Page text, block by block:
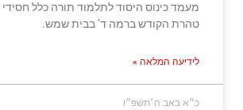
מעמד כינוס היסוד לתלמוד תורה כלל חסידי
טהרת הקודש ברמה ד’ בבית שמש.
לידיעה המלאה »
כ״א באב ה׳תשפ״ו